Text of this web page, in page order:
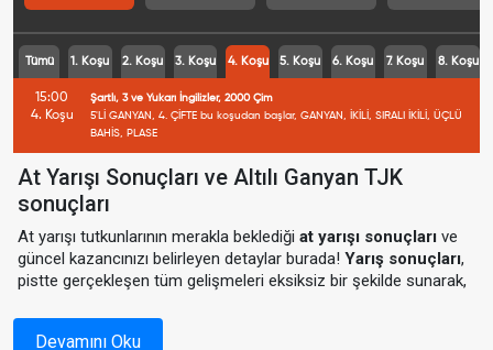
Tümü 1. Koşu 2. Koşu 3. Koşu 4. Koşu 5. Koşu 6. Koşu 7. Koşu 8. Koşu
15:00
4. Koşu
Şartlı, 3 ve Yukarı İngilizler, 2000 Çim
5'Lİ GANYAN, 4. ÇİFTE bu koşudan başlar, GANYAN, İKİLİ, SIRALI İKİLİ, ÜÇLÜ
BAHİS, PLASE
At Yarışı Sonuçları ve Altılı Ganyan TJK
sonuçları
At yarışı tutkunlarının merakla beklediğiat yarışı sonuçları ve
güncel kazancınızı belirleyen detaylar burada!Yarış sonuçları,
pistte gerçekleşen tüm gelişmeleri eksiksiz bir şekilde sunarak,
atlar, jokey bilgileri ve kazandırılan miktarlar ile sizlere detaylı bir
Devamını Oku